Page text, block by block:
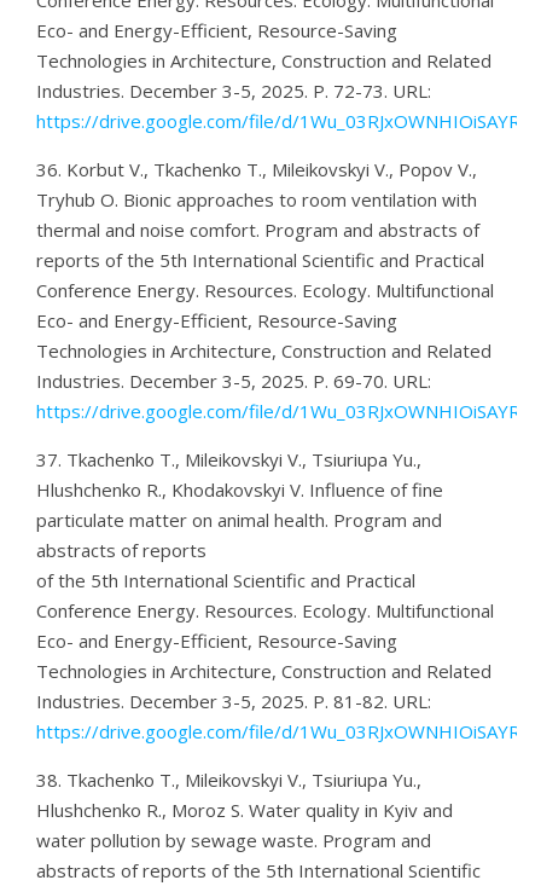
Eco- and Energy-Efficient, Resource-Saving
Technologies in Architecture, Construction and Related
Industries. December 3-5, 2025. P. 72-73. URL:
https://drive.google.com/file/d/
36. Korbut V., Tkachenko T., Mileikovskyi V., Popov V.,
Tryhub O. Bionic approaches to room ventilation with
thermal and noise comfort. Program and abstracts of
reports of the 5th International Scientific and Practical
Conference Energy. Resources. Ecology. Multifunctional
Eco- and Energy-Efficient, Resource-Saving
Technologies in Architecture, Construction and Related
Industries. December 3-5, 2025. P. 69-70. URL:
https://drive.google.com/file/d/
37. Tkachenko T., Mileikovskyi V., Tsiuriupa Yu.,
Hlushchenko R., Khodakovskyi V. Influence of fine
particulate matter on animal health. Program and
abstracts of reports
of the 5th International Scientific and Practical
Conference Energy. Resources. Ecology. Multifunctional
Eco- and Energy-Efficient, Resource-Saving
Technologies in Architecture, Construction and Related
Industries. December 3-5, 2025. P. 81-82. URL:
https://drive.google.com/file/d/
38. Tkachenko T., Mileikovskyi V., Tsiuriupa Yu.,
Hlushchenko R., Moroz S. Water quality in Kyiv and
water pollution by sewage waste. Program and
abstracts of reports of the 5th International Scientific